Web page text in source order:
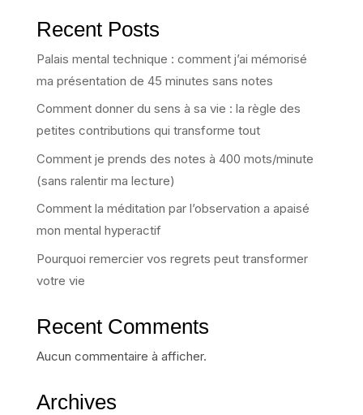
Recent Posts
Palais mental technique : comment j’ai mémorisé
ma présentation de 45 minutes sans notes
Comment donner du sens à sa vie : la règle des
petites contributions qui transforme tout
Comment je prends des notes à 400 mots/minute
(sans ralentir ma lecture)
Comment la méditation par l’observation a apaisé
mon mental hyperactif
Pourquoi remercier vos regrets peut transformer
votre vie
Recent Comments
Aucun commentaire à afficher.
Archives